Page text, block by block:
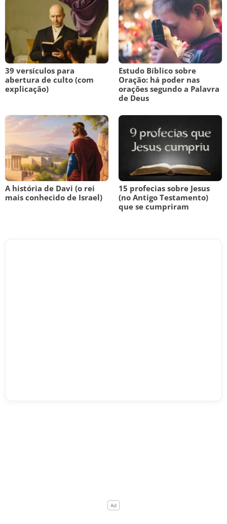
39 versículos para
abertura de culto (com
explicação)
Estudo Bíblico sobre
Oração: há poder nas
orações segundo a Palavra
de Deus
A história de Davi (o rei
mais conhecido de Israel)
15 profecias sobre Jesus
(no Antigo Testamento)
que se cumpriram